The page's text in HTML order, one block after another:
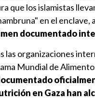
que los islamistas
en el enclave,
documentado
las organizaciones
Mundial de
en Gaza han